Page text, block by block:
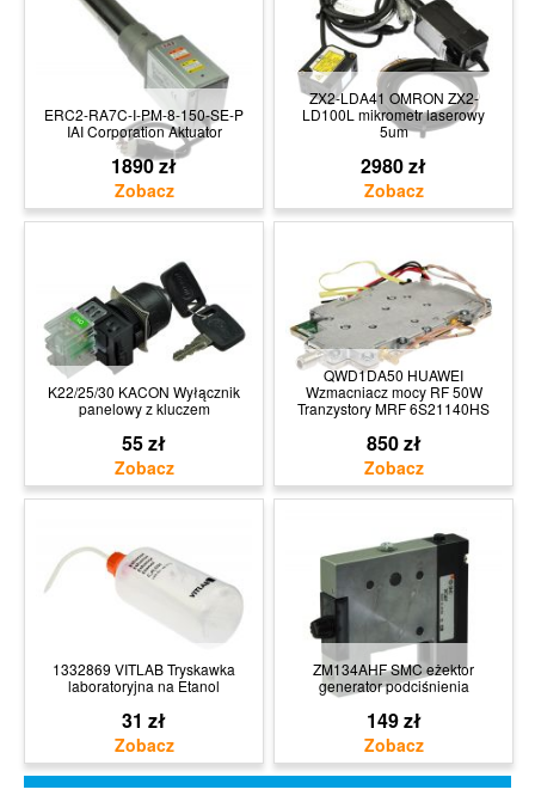
ERC2-RA7C-I-PM-8-150-SE-P
IAI Corporation Aktuator
1890 zł
ZX2-LDA41 OMRON ZX2-
LD100L mikrometr laserowy
5um
2980 zł
K22/25/30 KACON Wyłącznik
panelowy z kluczem
55 zł
QWD1DA50 HUAWEI
Wzmacniacz mocy RF 50W
Tranzystory MRF 6S21140HS
850 zł
1332869 VITLAB Tryskawka
laboratoryjna na Etanol
31 zł
ZM134AHF SMC eżektor
generator podciśnienia
149 zł